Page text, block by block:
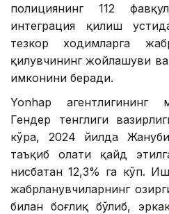
полициянинг 112
интеграция қилиш
тезкор ходимларга
қилувчининг жойлашуви
имконини беради.
Yonhap агентлигининг
Гендер тенглиги
кўра, 2024 йилда
таъқиб ҳолати қайд
нисбатан 12,3% га кўп.
жабрланувчиларнинг
билан боғлиқ бўлиб,